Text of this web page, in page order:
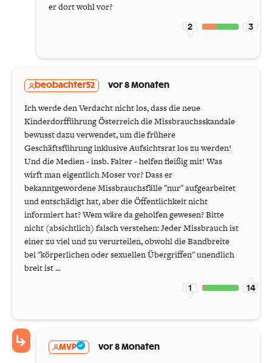
er dort wohl vor?
2 3
beobachter52 vor 8 Monaten
Ich werde den Verdacht nicht los, dass die neue
Kinderdorfführung Österreich die Missbrauchsskandale
bewusst dazu verwendet, um die frühere
Geschäftsführung inklusive Aufsichtsrat los zu werden!
Und die Medien - insb. Falter - helfen fleißig mit! Was
wirft man eigentlich Moser vor? Dass er
bekanntgewordene Missbrauchsfälle "nur" aufgearbeitet
und entschädigt hat, aber die Öffentlichkeit nicht
informiert hat? Wem wäre da geholfen gewesen? Bitte
nicht (absichtlich) falsch verstehen: Jeder Missbrauch ist
einer zu viel und zu verurteilen, obwohl die Bandbreite
bei "körperlichen oder sexuellen Übergriffen" unendlich
breit ist ...
1 14
MVP vor 8 Monaten